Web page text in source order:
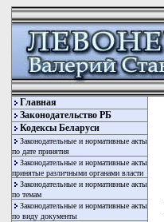
Главная
Законодательство РБ
Кодексы Беларуси
Законодательные и нормативные акты
по дате принятия
Законодательные и нормативные акты
принятые различными органами власти
Законодательные и нормативные акты
по темам
Законодательные и нормативные акты
по виду документы